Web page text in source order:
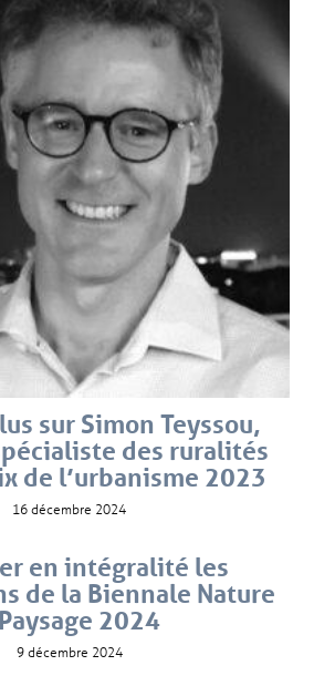
sur Simon Teyssou,
des ruralités
de l’urbanisme 2023
16 décembre 2024
en intégralité les
de la Biennale Nature
2024
9 décembre 2024